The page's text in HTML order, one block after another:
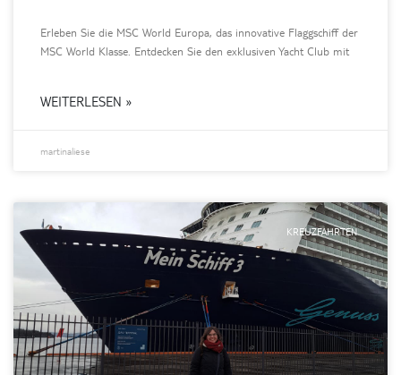
Erleben Sie die MSC World Europa, das innovative Flaggschiff der
MSC World Klasse. Entdecken Sie den exklusiven Yacht Club mit
WEITERLESEN »
martinaliese
KREUZFAHRTEN